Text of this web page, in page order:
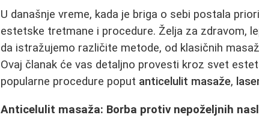
U današnje vreme, kada je briga o sebi postala
estetske tretmane i procedure. Želja za zdravom,
da istražujemo različite metode, od klasičnih
Ovaj članak će vas detaljno provesti kroz svet
popularne procedure poput anticelulit masaže,
Anticelulit masaža: Borba protiv nepoželjnih